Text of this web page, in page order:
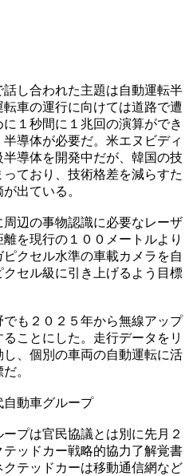
し合われた主題は自動運転半
車の運行に向けては道路で遭
１秒間に１兆回の演算ができ
導体が必要だ。米エヌビディ
導体を開発中だが、韓国の技
ており、技術格差を減らすた
出ている。
辺の事物認識に必要なレーザ
を現行の１００メートルより
クセル水準の車載カメラを自
セル級に引き上げるよう目標
も２０２５年から無線アップ
ことにした。走行データをリ
、個別の車両の自動運転に活
。
動車グループ
プは官民協議とは別に先月２
ッドカー戦略的協力了解覚書
クテッドカーは移動通信網など